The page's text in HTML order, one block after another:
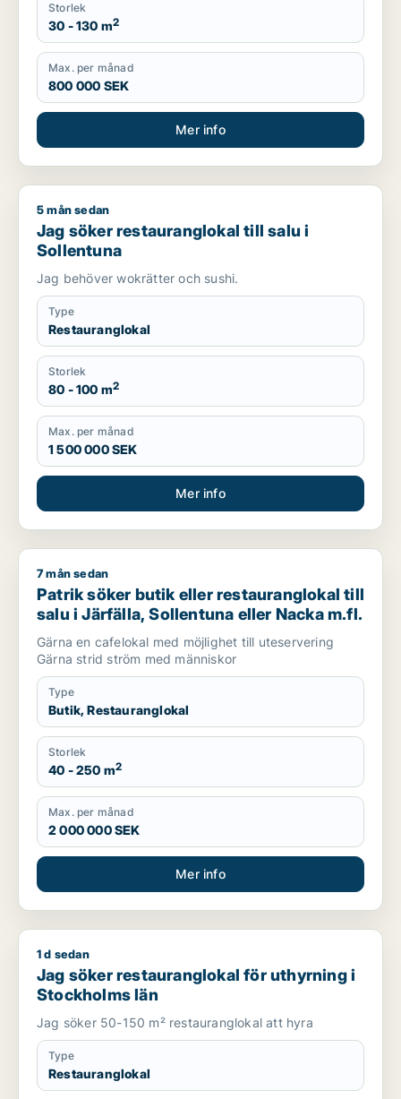
Storlek
30 - 130 m2
Max. per månad
800 000 SEK
Mer info
Jag söker restauranglokal till salu i Sollentuna
5 mån sedan
Jag söker restauranglokal till salu i
Sollentuna
Jag behöver wokrätter och sushi.
Type
Restauranglokal
Storlek
80 - 100 m2
Max. per månad
1 500 000 SEK
Mer info
Patrik söker butik eller restauranglokal till salu i Järfälla,
7 mån sedan
Patrik söker butik eller restauranglokal till
salu i Järfälla, Sollentuna eller Nacka m.fl.
Gärna en cafelokal med möjlighet till uteservering
Gärna strid ström med människor
Type
Butik, Restauranglokal
Storlek
40 - 250 m2
Max. per månad
2 000 000 SEK
Mer info
Jag söker restauranglokal för uthyrning i Stockholms län
1 d sedan
Jag söker restauranglokal för uthyrning i
Stockholms län
Jag söker 50-150 m² restauranglokal att hyra
Type
Restauranglokal